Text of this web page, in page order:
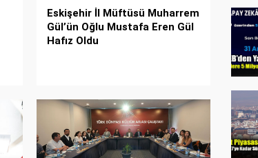
Eskişehir İl Müftüsü Muharrem
Gül’ün Oğlu Mustafa Eren Gül
Hafız Oldu